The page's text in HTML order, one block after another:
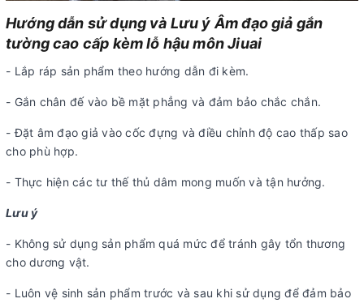
Hướng dẫn sử dụng và Lưu ý Âm đạo giả gắn
tường cao cấp kèm lỗ hậu môn Jiuai
- Lắp ráp sản phẩm theo hướng dẫn đi kèm.
- Gắn chân đế vào bề mặt phẳng và đảm bảo chắc chắn.
- Đặt âm đạo giả vào cốc đựng và điều chỉnh độ cao thấp sao
cho phù hợp.
- Thực hiện các tư thế thủ dâm mong muốn và tận hưởng.
Lưu ý
- Không sử dụng sản phẩm quá mức để tránh gây tổn thương
cho dương vật.
- Luôn vệ sinh sản phẩm trước và sau khi sử dụng để đảm bảo